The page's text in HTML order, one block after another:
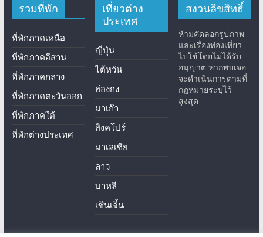
รวมที่พัก
ที่พักภาคเหนือ
ที่พักภาคอีสาน
ที่พักภาคกลาง
ที่พักภาคตะวันออก
ที่พักภาคใต้
ที่พักต่างประเทศ
เที่ยวต่าง
ประเทศ
ญี่ปุ่น
ไต้หวัน
ฮ่องกง
มาเก๊า
สิงคโปร์
มาเลเซีย
ลาว
บาหลี
เซินเจิ้น
สงวนลิขสิทธิ์
ห้ามคัดลอกรูปภาพ
และเรื่องท่องเที่ยว
ไปใช้โดยไม่ได้รับ
อนุญาต หากพบเจอ
จะดำเนินการตามที่
กฎหมายระบุไว้
สูงสุด